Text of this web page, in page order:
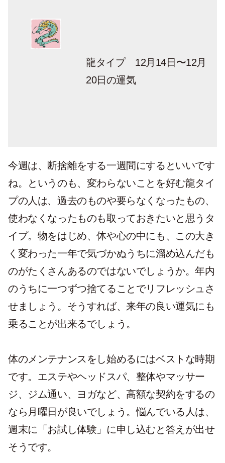
龍タイプ 12月14日〜12月
20日の運気
今週は、断捨離をする一週間にするといいです
ね。というのも、変わらないことを好む龍タイ
プの人は、過去のものや要らなくなったもの、
使わなくなったものも取っておきたいと思うタ
イプ。物をはじめ、体や心の中にも、この大き
く変わった一年で気づかぬうちに溜め込んだも
のがたくさんあるのではないでしょうか。年内
のうちに一つずつ捨てることでリフレッシュさ
せましょう。そうすれば、来年の良い運気にも
乗ることが出来るでしょう。
体のメンテナンスをし始めるにはベストな時期
です。エステやヘッドスパ、整体やマッサー
ジ、ジム通い、ヨガなど、高額な契約をするの
なら月曜日が良いでしょう。悩んでいる人は、
週末に「お試し体験」に申し込むと答えが出せ
そうです。